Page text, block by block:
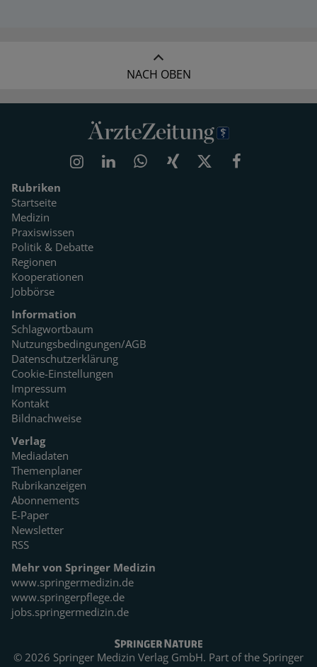
NACH OBEN
Rubriken
Startseite
Medizin
Praxiswissen
Politik & Debatte
Regionen
Kooperationen
Jobbörse
Information
Schlagwortbaum
Nutzungsbedingungen/AGB
Datenschutzerklärung
Cookie-Einstellungen
Impressum
Kontakt
Bildnachweise
Verlag
Mediadaten
Themenplaner
Rubrikanzeigen
Abonnements
E-Paper
Newsletter
RSS
Mehr von Springer Medizin
www.springermedizin.de
www.springerpflege.de
jobs.springermedizin.de
© 2026 Springer Medizin Verlag GmbH. Part of the Springer